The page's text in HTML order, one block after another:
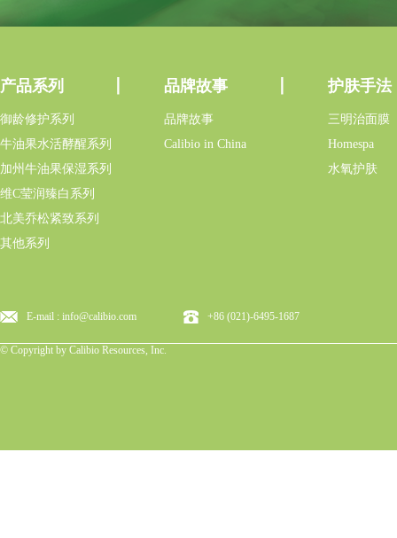
产品系列
御龄修护系列
牛油果水活酵醒系列
加州牛油果保湿系列
维C莹润臻白系列
北美乔松紧致系列
其他系列
品牌故事
品牌故事
Calibio in China
护肤手法
三明治面膜
Homespa
水氧护肤
E-mail : info@calibio.com +86 (021)-6495-1687
© Copyright by Calibio Resources, Inc.